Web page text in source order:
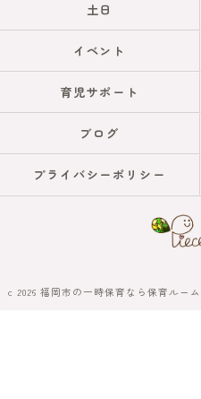
土日
イベント
育児サポート
ブログ
プライバシーポリシー
c 2026 福岡市の一時保育なら保育ルー